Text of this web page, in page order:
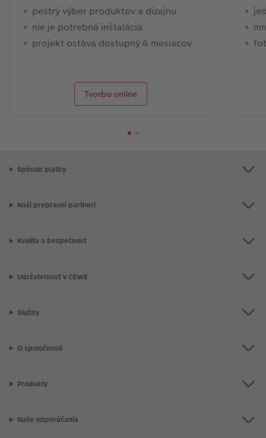
pestrý výber produktov a dizajnu
nie je potrebná inštalácia
projekt ostáva dostupný 6 mesiacov
Tvorba online
Spôsob platby
Naši prepravní partneri
Kvalita a bezpečnosť
Udržateľnosť v CEWE
Služby
O spoločnosti
Produkty
Naše odporúčania